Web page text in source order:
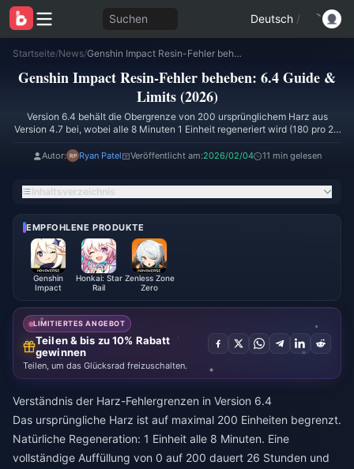
Suchen Deutsch /
Startseite/News/ Genshin Impact Resin-Fehler beheben: 6.4 Guide & Limits (2026)
Genshin Impact Resin-Fehler beheben: 6.4 Guide &
Limits (2026)
Version 6.4 behält die Obergrenze von 200 ursprünglichem Harz aus
Version 4.7 bei, wobei alle 8 Minuten 1 Einheit regeneriert wird (180 pro 24
Herstellen von angereichertem Harz und Server-Desynchronisation nach
täglichen 160-Harz-Effizienz.
Autor: Ryan Patel Veröffentlicht am:2026/02/04 11 min gelesen
Inhaltsverzeichnis
EMPFOHLENE PRODUKTE
Genshin
Impact
Honkai: Star
Rail
Zenless Zone
Zero
LIMITIERTES ANGEBOT
Teilen & bis zu 10% Rabatt
gewinnen
Teilen, um das Glücksrad freizuschalten.
Verständnis der Harz-Fehlergrenzen in Version 6.4
Das ursprüngliche Harz ist auf maximal 200 Einheiten begrenzt.
Natürliche Regeneration: 1 Einheit alle 8 Minuten. Eine
vollständige Auffüllung von 0 auf 200 dauert 26 Stunden und